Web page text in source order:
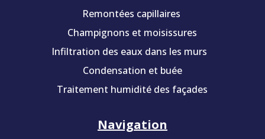
Remontées capillaires
Champignons et moisissures
Infiltration des eaux dans les murs
Condensation et buée
Traitement humidité des façades
Navigation